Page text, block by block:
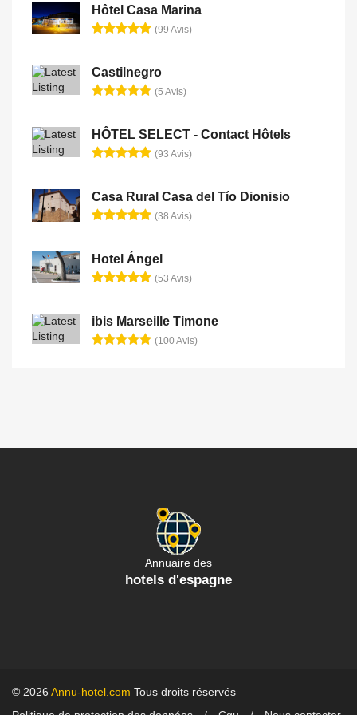
Hôtel Casa Marina
(99 Avis)
Castilnegro
(5 Avis)
HÔTEL SELECT - Contact Hôtels
(93 Avis)
Casa Rural Casa del Tío Dionisio
(38 Avis)
Hotel Ángel
(53 Avis)
ibis Marseille Timone
(100 Avis)
Annuaire des
hotels d'espagne
© 2026 Annu-hotel.com Tous droits réservés